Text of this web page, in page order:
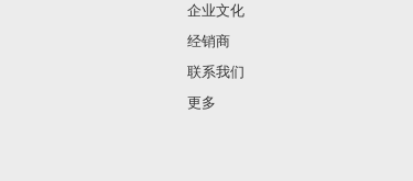
企业文化
经销商
联系我们
更多